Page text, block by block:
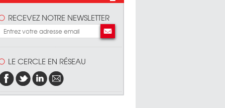
RECEVEZ NOTRE NEWSLETTER
LE CERCLE EN RÉSEAU